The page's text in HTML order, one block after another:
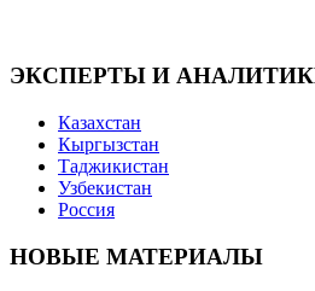
ЭКСПЕРТЫ И
Казахстан
Кыргызстан
Таджикистан
Узбекистан
Россия
НОВЫЕ МАТЕРИАЛЫ